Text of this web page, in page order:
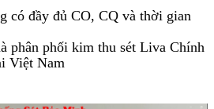
có đầy đủ CO, CQ và thời gian
phân phối kim thu sét Liva Chính
Việt Nam